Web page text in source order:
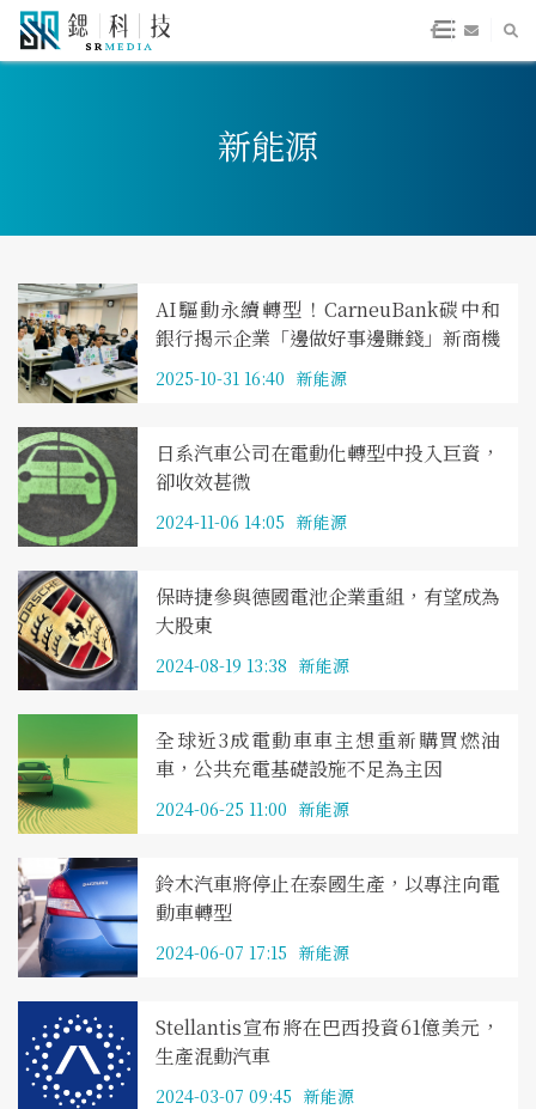
新能源
AI驅動永續轉型！CarneuBank碳中和
銀行揭示企業「邊做好事邊賺錢」新商機
2025-10-31 16:40 新能源
日系汽車公司在電動化轉型中投入巨資，
卻收效甚微
2024-11-06 14:05 新能源
保時捷參與德國電池企業重組，有望成為
大股東
2024-08-19 13:38 新能源
全球近3成電動車車主想重新購買燃油
車，公共充電基礎設施不足為主因
2024-06-25 11:00 新能源
鈴木汽車將停止在泰國生產，以專注向電
動車轉型
2024-06-07 17:15 新能源
Stellantis宣布將在巴西投資61億美元，
生產混動汽車
2024-03-07 09:45 新能源